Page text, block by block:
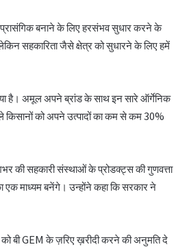
प्रासंगिक बनाने के लिए हरसंभव सुधार करने के
सहकारिता जैसे क्षेत्र को सुधारने के लिए हमें
है। अमूल अपने ब्रांड के साथ इन सारे ऑर्गेनिक
को अपने उत्पादों का कम से कम 30%
की सहकारी संस्थाओं के प्रोडक्ट्स की गुणवत्ता
माध्यम बनेंगे। उन्होंने कहा कि सरकार ने
को बी GEM के ज़रिए ख़रीदी करने की अनुमति दे